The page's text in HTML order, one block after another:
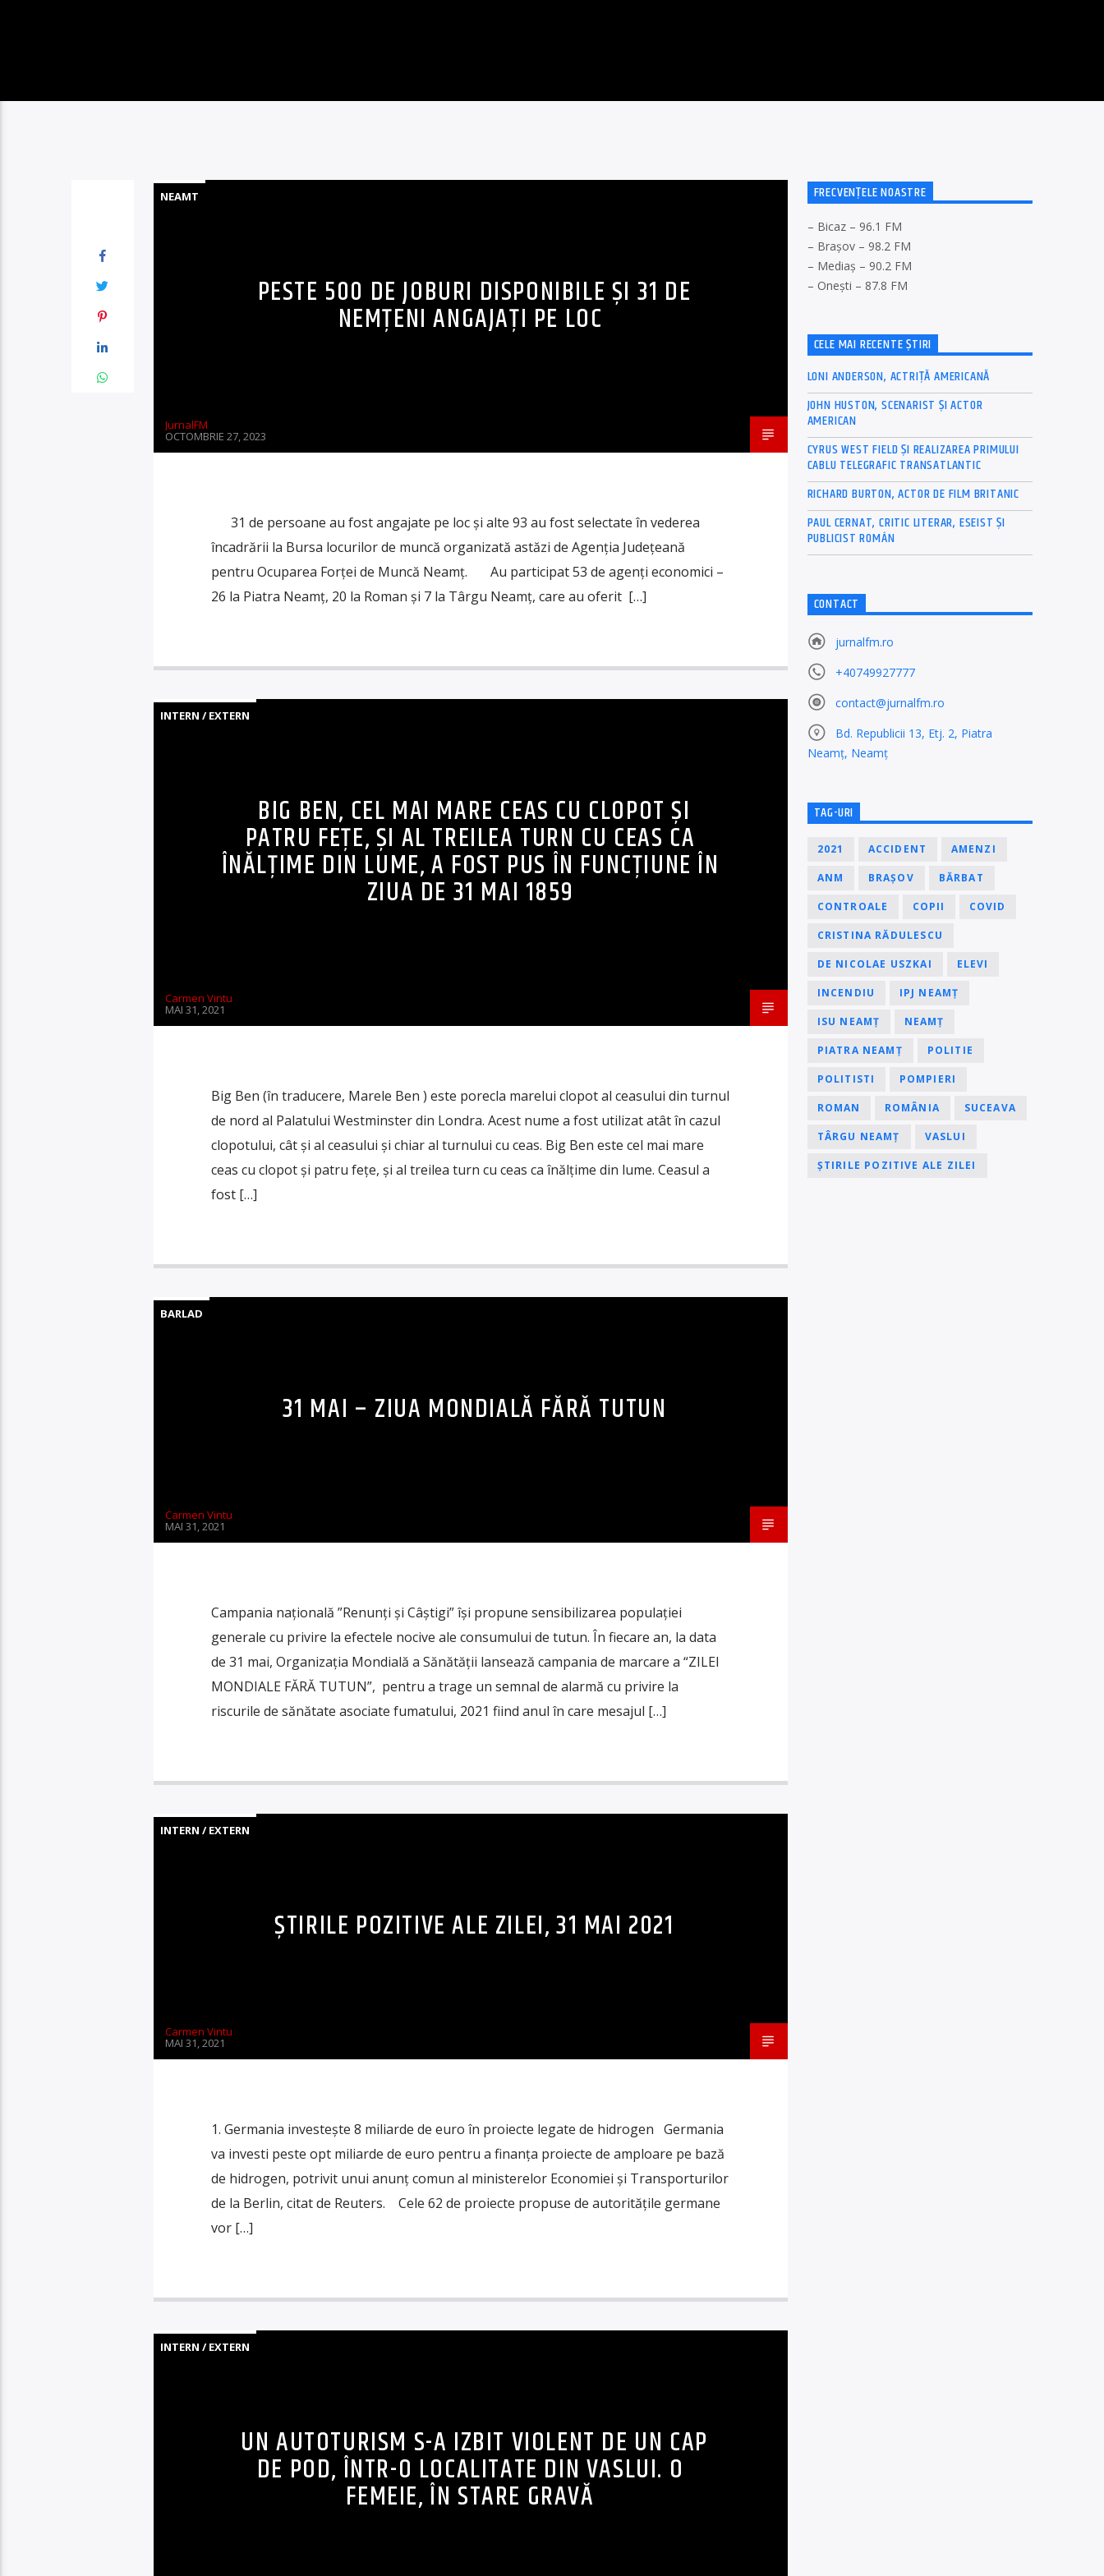
NEAMT
PESTE 500 DE JOBURI DISPONIBILE ȘI 31 DE
NEMȚENI ANGAJAȚI PE LOC
JurnalFM
OCTOMBRIE 27, 2023
31 de persoane au fost angajate pe loc și alte 93 au fost selectate în vederea
încadrării la Bursa locurilor de muncă organizată astăzi de Agenția Județeană
pentru Ocuparea Forței de Muncă Neamț. Au participat 53 de agenți economici –
26 la Piatra Neamț, 20 la Roman și 7 la Târgu Neamț, care au oferit […]
INTERN / EXTERN
BIG BEN, CEL MAI MARE CEAS CU CLOPOT ȘI
PATRU FEȚE, ȘI AL TREILEA TURN CU CEAS CA
ÎNĂLȚIME DIN LUME, A FOST PUS ÎN FUNCȚIUNE ÎN
ZIUA DE 31 MAI 1859
Carmen Vintu
MAI 31, 2021
Big Ben (în traducere, Marele Ben ) este porecla marelui clopot al ceasului din turnul
de nord al Palatului Westminster din Londra. Acest nume a fost utilizat atât în cazul
clopotului, cât și al ceasului și chiar al turnului cu ceas. Big Ben este cel mai mare
ceas cu clopot și patru fețe, și al treilea turn cu ceas ca înălțime din lume. Ceasul a
fost […]
BARLAD
31 MAI – ZIUA MONDIALĂ FĂRĂ TUTUN
Carmen Vintu
MAI 31, 2021
Campania națională ”Renunți și Câștigi” își propune sensibilizarea populației
generale cu privire la efectele nocive ale consumului de tutun. În fiecare an, la data
de 31 mai, Organizaţia Mondială a Sănătăţii lansează campania de marcare a “ZILEI
MONDIALE FĂRĂ TUTUN”, pentru a trage un semnal de alarmă cu privire la
riscurile de sănătate asociate fumatului, 2021 fiind anul în care mesajul […]
INTERN / EXTERN
ȘTIRILE POZITIVE ALE ZILEI, 31 MAI 2021
Carmen Vintu
MAI 31, 2021
1. Germania investeşte 8 miliarde de euro în proiecte legate de hidrogen Germania
va investi peste opt miliarde de euro pentru a finanţa proiecte de amploare pe bază
de hidrogen, potrivit unui anunț comun al ministerelor Economiei şi Transporturilor
de la Berlin, citat de Reuters. Cele 62 de proiecte propuse de autoritățile germane
vor […]
INTERN / EXTERN
UN AUTOTURISM S-A IZBIT VIOLENT DE UN CAP
DE POD, ÎNTR-O LOCALITATE DIN VASLUI. O
FEMEIE, ÎN STARE GRAVĂ
FRECVENȚELE NOASTRE
– Bicaz – 96.1 FM
– Brașov – 98.2 FM
– Mediaș – 90.2 FM
– Onești – 87.8 FM
CELE MAI RECENTE ȘTIRI
LONI ANDERSON, ACTRIȚĂ AMERICANĂ
JOHN HUSTON, SCENARIST ȘI ACTOR
AMERICAN
CYRUS WEST FIELD ȘI REALIZAREA PRIMULUI
CABLU TELEGRAFIC TRANSATLANTIC
RICHARD BURTON, ACTOR DE FILM BRITANIC
PAUL CERNAT, CRITIC LITERAR, ESEIST ȘI
PUBLICIST ROMÂN
CONTACT
jurnalfm.ro
+40749927777
contact@jurnalfm.ro
Bd. Republicii 13, Etj. 2, Piatra
Neamț, Neamț
TAG-URI
2021 ACCIDENT AMENZI
ANM BRAȘOV BĂRBAT
CONTROALE COPII COVID
CRISTINA RĂDULESCU
DE NICOLAE USZKAI ELEVI
INCENDIU IPJ NEAMȚ
ISU NEAMȚ NEAMȚ
PIATRA NEAMȚ POLITIE
POLITISTI POMPIERI
ROMAN ROMÂNIA SUCEAVA
TÂRGU NEAMȚ VASLUI
ȘTIRILE POZITIVE ALE ZILEI